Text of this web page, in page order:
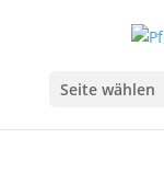
Seite wählen